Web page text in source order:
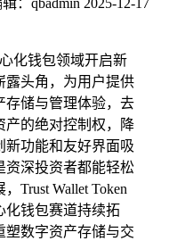
化钱包领域开启新
露头角，为用户提供
存储与管理体验，去
产的绝对控制权，降
新功能和友好界面吸
资深投资者都能轻松
Trust Wallet Token
化钱包赛道持续拓
塑数字资产存储与交